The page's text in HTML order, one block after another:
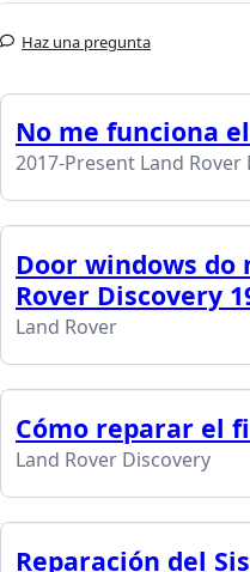
Haz una pregunta
No me funciona
2017-Present Land Rover
Door windows do
Rover Discovery
Land Rover
Cómo reparar el
Land Rover Discovery
Reparación del